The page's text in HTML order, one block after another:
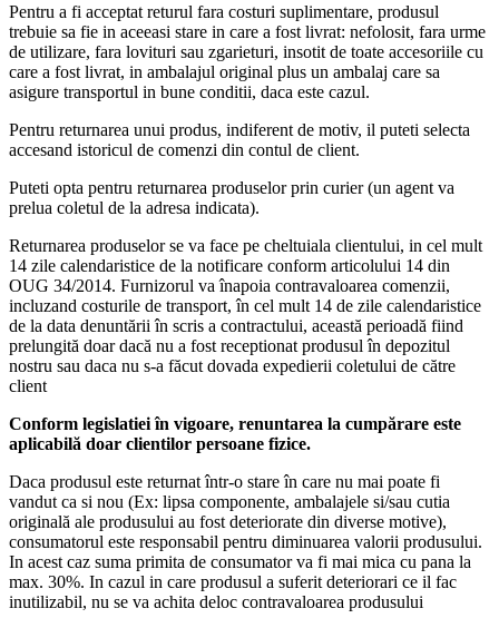
Pentru a fi acceptat returul fara costuri suplimentare, produsul
trebuie sa fie in aceeasi stare in care a fost livrat: nefolosit, fara urme
de utilizare, fara lovituri sau zgarieturi, insotit de toate accesoriile cu
care a fost livrat, in ambalajul original plus un ambalaj care sa
asigure transportul in bune conditii, daca este cazul.
Pentru returnarea unui produs, indiferent de motiv, il puteti selecta
accesand istoricul de comenzi din contul de client.
Puteti opta pentru returnarea produselor prin curier (un agent va
prelua coletul de la adresa indicata).
Returnarea produselor se va face pe cheltuiala clientului, in cel mult
14 zile calendaristice de la notificare conform articolului 14 din
OUG 34/2014. Furnizorul va înapoia contravaloarea comenzii,
incluzand costurile de transport, în cel mult 14 de zile calendaristice
de la data denuntării în scris a contractului, această perioadă fiind
prelungită doar dacă nu a fost receptionat produsul în depozitul
nostru sau daca nu s-a făcut dovada expedierii coletului de către
client
Conform legislatiei în vigoare, renuntarea la cumpărare este
aplicabilă doar clientilor persoane fizice.
Daca produsul este returnat într-o stare în care nu mai poate fi
vandut ca si nou (Ex: lipsa componente, ambalajele si/sau cutia
originală ale produsului au fost deteriorate din diverse motive),
consumatorul este responsabil pentru diminuarea valorii produsului.
In acest caz suma primita de consumator va fi mai mica cu pana la
max. 30%. In cazul in care produsul a suferit deteriorari ce il fac
inutilizabil, nu se va achita deloc contravaloarea produsului